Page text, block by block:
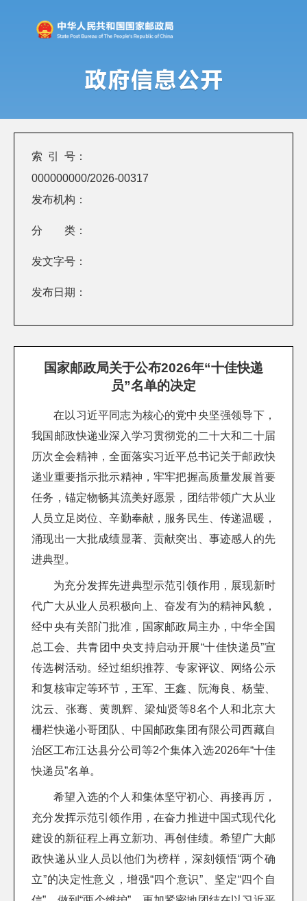
索 引 号：
000000000/2026-00317
发布机构：
分 类：
发文字号：
发布日期：
国家邮政局关于公布2026年“十佳快递
员”名单的决定
在以习近平同志为核心的党中央坚强领导下，
我国邮政快递业深入学习贯彻党的二十大和二十届
历次全会精神，全面落实习近平总书记关于邮政快
递业重要指示批示精神，牢牢把握高质量发展首要
任务，锚定物畅其流美好愿景，团结带领广大从业
人员立足岗位、辛勤奉献，服务民生、传递温暖，
涌现出一大批成绩显著、贡献突出、事迹感人的先
进典型。
为充分发挥先进典型示范引领作用，展现新时
代广大从业人员积极向上、奋发有为的精神风貌，
经中央有关部门批准，国家邮政局主办，中华全国
总工会、共青团中央支持启动开展“十佳快递员”宣
传选树活动。经过组织推荐、专家评议、网络公示
和复核审定等环节，王军、王鑫、阮海良、杨莹、
沈云、张骞、黄凯辉、梁灿贤等8名个人和北京大
栅栏快递小哥团队、中国邮政集团有限公司西藏自
治区工布江达县分公司等2个集体入选2026年“十佳
快递员”名单。
希望入选的个人和集体坚守初心、再接再厉，
充分发挥示范引领作用，在奋力推进中国式现代化
建设的新征程上再立新功、再创佳绩。希望广大邮
政快递从业人员以他们为榜样，深刻领悟“两个确
立”的决定性意义，增强“四个意识”、坚定“四个自